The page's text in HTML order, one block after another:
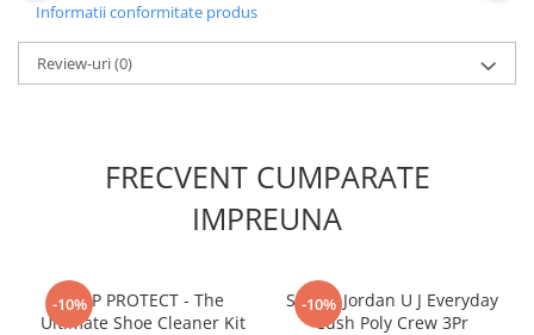
Informatii conformitate produs
Review-uri(0)
FRECVENT CUMPARATE
IMPREUNA
-10%
CREP PROTECT - The
Ultimate Shoe Cleaner Kit
-10%
Sosete Jordan U J Everyday
Cush Poly Crew 3Pr